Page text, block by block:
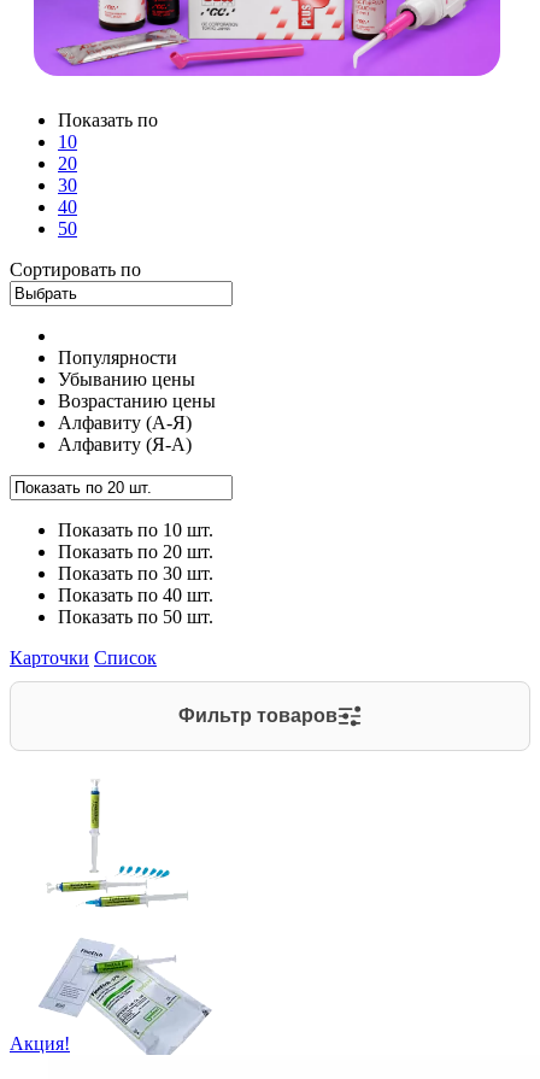
Показать по
10
20
30
40
50
Сортировать по
Популярности
Убыванию цены
Возрастанию цены
Алфавиту (А-Я)
Алфавиту (Я-А)
Показать по 10 шт.
Показать по 20 шт.
Показать по 30 шт.
Показать по 40 шт.
Показать по 50 шт.
Карточки Список
Фильтр товаров
Акция!